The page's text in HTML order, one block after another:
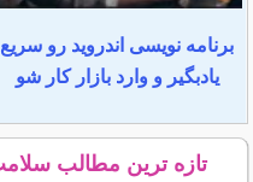
برنامه نویسی اندروید رو سریع
یادبگیر و وارد بازار کار شو
تازه ترین مطالب